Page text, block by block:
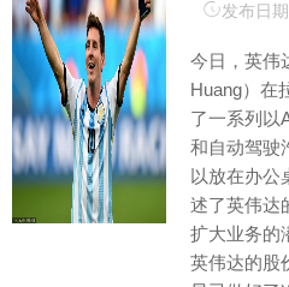
发布日
今日，英伟
Huang）在
了一系列以
和自动驾驶
以放在办公
述了英伟达
扩大业务的
英伟达的股